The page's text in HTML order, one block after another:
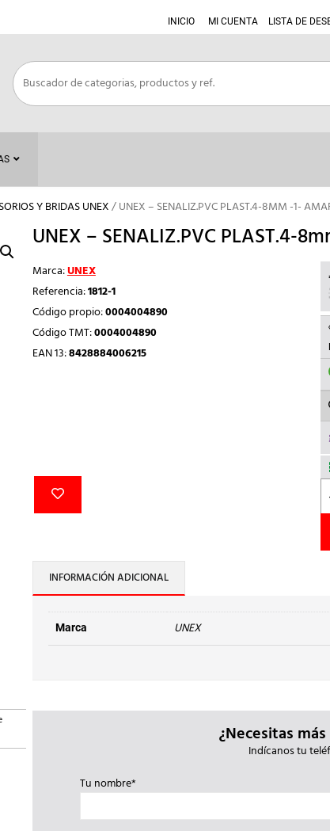
INICIO MI CUENTA LISTA DE
Y BRIDAS UNEX/ UNEX – SENALIZ.PVC PLAST.4-8MM -1-
UNEX – SENALIZ.PVC PLAST.4-
Marca:UNEX
Referencia:1812-1
Código propio:0004004890
Código TMT:0004004890
EAN 13:8428884006215
INFORMACIÓN ADICIONAL
Marca UNEX
¿Necesitas
Indícanos tu
Tu nombre*